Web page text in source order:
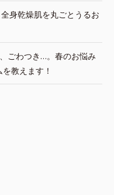
身乾燥肌を丸ごとうるお
ごわつき…。春のお悩み
教えます！